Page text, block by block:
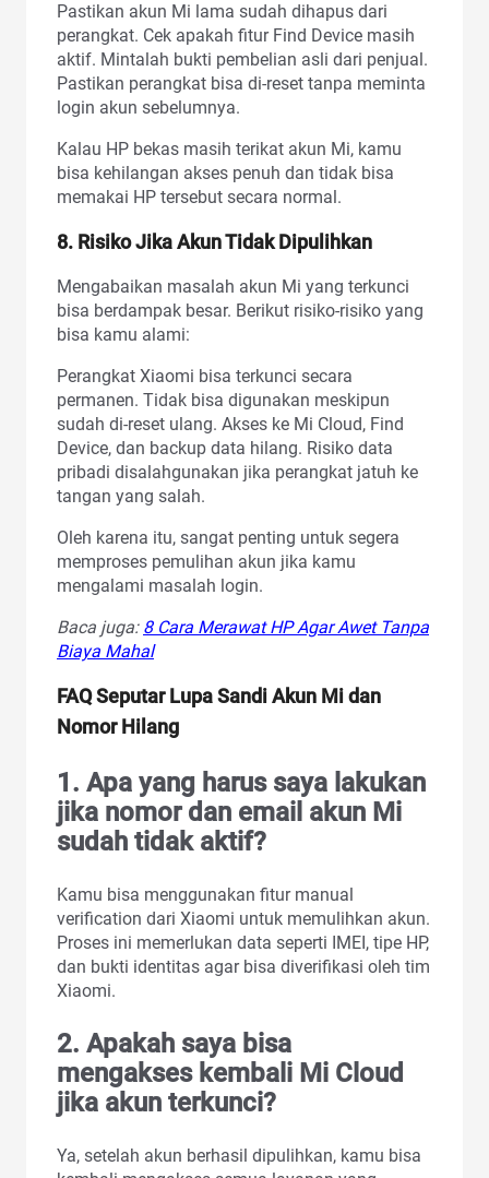
Pastikan akun Mi lama sudah dihapus dari
perangkat. Cek apakah fitur Find Device masih
aktif. Mintalah bukti pembelian asli dari penjual.
Pastikan perangkat bisa di-reset tanpa meminta
login akun sebelumnya.
Kalau HP bekas masih terikat akun Mi, kamu
bisa kehilangan akses penuh dan tidak bisa
memakai HP tersebut secara normal.
8. Risiko Jika Akun Tidak Dipulihkan
Mengabaikan masalah akun Mi yang terkunci
bisa berdampak besar. Berikut risiko-risiko yang
bisa kamu alami:
Perangkat Xiaomi bisa terkunci secara
permanen. Tidak bisa digunakan meskipun
sudah di-reset ulang. Akses ke Mi Cloud, Find
Device, dan backup data hilang. Risiko data
pribadi disalahgunakan jika perangkat jatuh ke
tangan yang salah.
Oleh karena itu, sangat penting untuk segera
memproses pemulihan akun jika kamu
mengalami masalah login.
Baca juga: 8 Cara Merawat HP Agar Awet Tanpa
Biaya Mahal
FAQ Seputar Lupa Sandi Akun Mi dan
Nomor Hilang
1. Apa yang harus saya lakukan
jika nomor dan email akun Mi
sudah tidak aktif?
Kamu bisa menggunakan fitur manual
verification dari Xiaomi untuk memulihkan akun.
Proses ini memerlukan data seperti IMEI, tipe HP,
dan bukti identitas agar bisa diverifikasi oleh tim
Xiaomi.
2. Apakah saya bisa
mengakses kembali Mi Cloud
jika akun terkunci?
Ya, setelah akun berhasil dipulihkan, kamu bisa